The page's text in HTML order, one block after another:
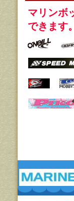
マリンボ
できます。